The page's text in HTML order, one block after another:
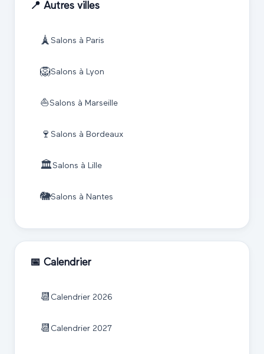
📍 Autres villes
🗼 Salons à Paris
🦁Salons à Lyon
⛵Salons à Marseille
🍷 Salons à Bordeaux
🏛️Salons à Lille
🐘Salons à Nantes
📅 Calendrier
📆 Calendrier 2026
📆 Calendrier 2027